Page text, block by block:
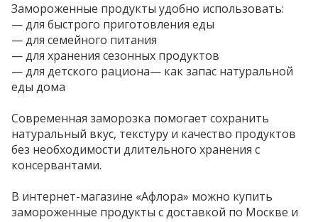
Замороженные продукты удобно использовать:
— для быстрого приготовления еды
— для семейного питания
— для хранения сезонных продуктов
— для детского рациона— как запас натуральной
еды дома
Современная заморозка помогает сохранить
натуральный вкус, текстуру и качество продуктов
без необходимости длительного хранения с
консервантами.
В интернет-магазине «Афлора» можно купить
замороженные продукты с доставкой по Москве и